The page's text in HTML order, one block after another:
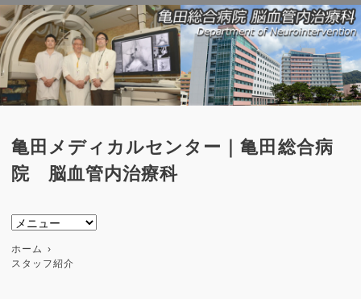
亀田メディカルセンター｜亀田総合病
院 脳血管内治療科
ホーム
スタッフ紹介